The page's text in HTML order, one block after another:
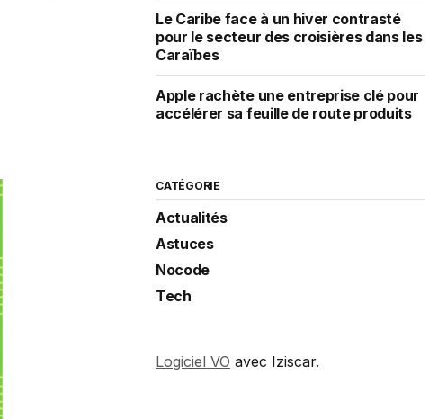
Le Caribe face à un hiver contrasté
pour le secteur des croisières dans les
Caraïbes
Apple rachète une entreprise clé pour
accélérer sa feuille de route produits
CATÉGORIE
Actualités
Astuces
Nocode
Tech
Logiciel VO avec Iziscar.